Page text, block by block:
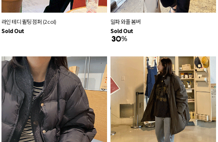
라인 테디 퀼팅 점퍼 (2col)
Sold Out
밀파 와플 봄버
Sold Out